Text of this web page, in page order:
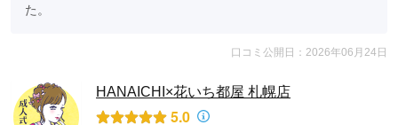
た。
口コミ公開日：2026年06月24日
HANAICHI×花いち都屋 札幌店
5.0